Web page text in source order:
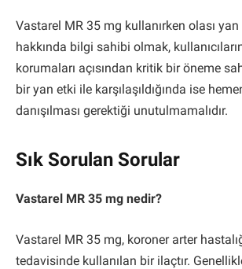
Vastarel MR 35 mg kullanırken olası
hakkında bilgi sahibi olmak, kullanıcıların
korumaları açısından kritik bir öneme
bir yan etki ile karşılaşıldığında ise
danışılması gerektiği unutulmamalıdır.
Sık Sorulan Sorular
Vastarel MR 35 mg nedir?
Vastarel MR 35 mg, koroner arter
tedavisinde kullanılan bir ilaçtır.